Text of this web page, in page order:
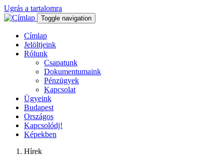
Ugrás a tartalomra
Toggle navigation
Címlap
Jelöltjeink
Rólunk
Csapatunk
Dokumentumaink
Pénzügyek
Kapcsolat
Ügyeink
Budapest
Országos
Kapcsolódj!
Képekben
Hírek